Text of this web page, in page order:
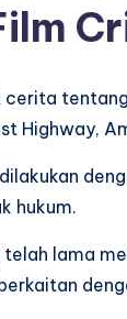
Highway,
hukum.
lama